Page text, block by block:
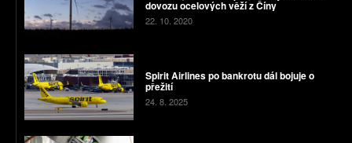
dovozu ocelových věží z Číny
22. 10. 2020
Spirit Airlines po bankrotu dál bojuje o
přežití
24. 8. 2025